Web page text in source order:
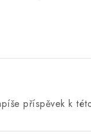
příspěvek k